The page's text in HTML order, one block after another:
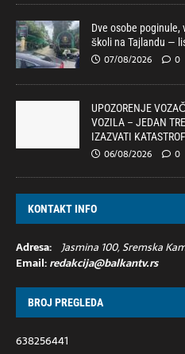
Dve osobe
školi na Tajlandu —
07/08/2026 0
UPOZORENJE
VOZILA – JEDAN
IZAZVATI
06/08/2026 0
KONTAKT INFO
Adresa: Jasmina 100, Sremska
Email:redakcija@balkantv.rs
BROJ PREGLEDA
638256441